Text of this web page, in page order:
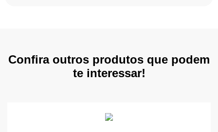
Confira outros produtos que podem
te interessar!